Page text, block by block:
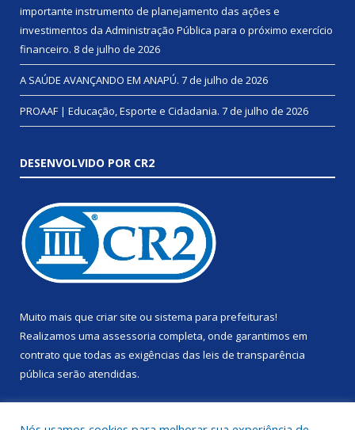
importante instrumento de planejamento das ações e
investimentos da Administração Pública para o próximo exercício
financeiro. 8 de julho de 2026
A SAÚDE AVANÇANDO EM ANAPÚ. 7 de julho de 2026
PROAAF | Educação, Esporte e Cidadania. 7 de julho de 2026
DESENVOLVIDO POR CR2
Muito mais que criar site ou sistema para prefeituras!
Realizamos uma assessoria completa, onde garantimos em
contrato que todas as exigências das leis de transparência
pública serão atendidas.